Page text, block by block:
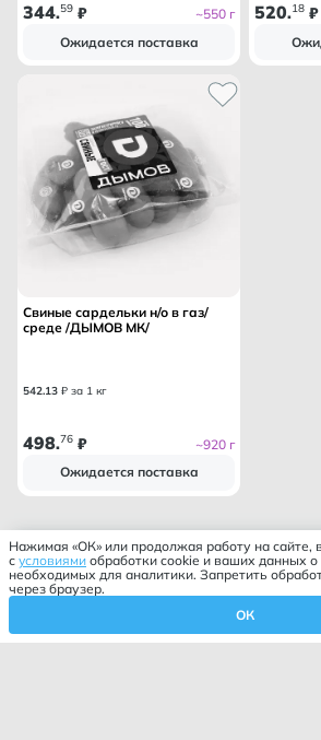
344.59 ₽
~550 г
Ожидается поставка
520.18 ₽
Свиные сардельки н/о в газ/
среде /ДЫМОВ МК/
542.13 ₽ за 1 кг
498.76 ₽
~920 г
Ожидается поставка
Нажимая «ОК» или продолжая работу на сайте,
с условиями обработки cookie и ваших данных о
необходимых для аналитики. Запретить
через браузер.
ОК